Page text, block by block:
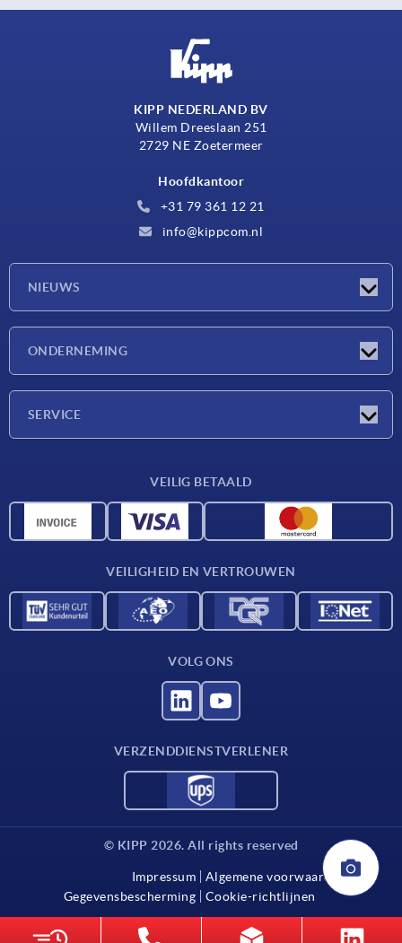
KIPP NEDERLAND BV
Willem Dreeslaan 251
2729 NE Zoetermeer
Hoofdkantoor
+31 79 361 12 21
info@kippcom.nl
NIEUWS
ONDERNEMING
SERVICE
CAD-gegevens
VEILIG BETAALD
VEILIGHEID EN VERTROUWEN
VOLG ONS
VERZENDDIENSTVERLENER
© KIPP 2026. All rights reserved
Impressum
Algemene voorwaarden
Gegevensbescherming
Cookie-richtlijnen